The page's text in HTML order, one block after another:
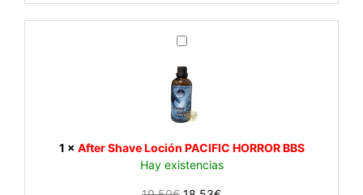
t
a
P
A
C
I
I
C
H
A
t
e
r
S
h
a
1 × After Shave Loción PACIFIC HORROR BBS
Hay existencias